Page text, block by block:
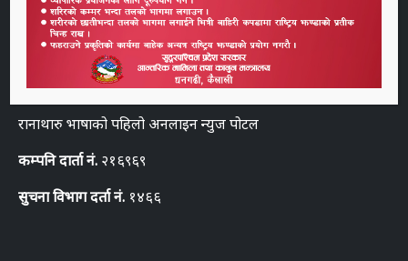
हाम्रो बारेमा
आँगनबारी मिडिया प्रा.लि द्वारा संचालित
www.ranatharu.com
रानाथारु भाषाको पहिलो अनलाइन न्युज पोटल
कम्पनि दार्ता नं. २१६९६९
सुचना विभाग दर्ता नं. १४६६